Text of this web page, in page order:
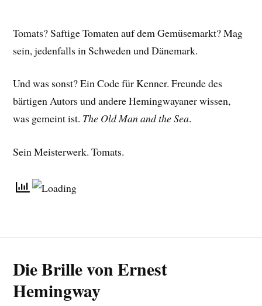
Tomats? Saftige Tomaten auf dem Gemüsemarkt? Mag
sein, jedenfalls in Schweden und Dänemark.
Und was sonst? Ein Code für Kenner. Freunde des
bärtigen Autors und andere Hemingwayaner wissen,
was gemeint ist. The Old Man and the Sea.
Sein Meisterwerk. Tomats.
Die Brille von Ernest
Hemingway